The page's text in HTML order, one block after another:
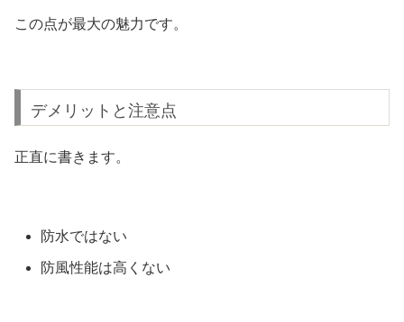
この点が最大の魅力です。
デメリットと注意点
正直に書きます。
防水ではない
防風性能は高くない